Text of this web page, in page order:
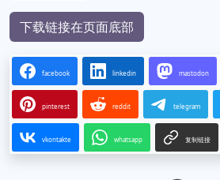
下载链接在页面底部
facebook linkedin mastodon
pinterest reddit telegram
vkontakte whatsapp 复制链接